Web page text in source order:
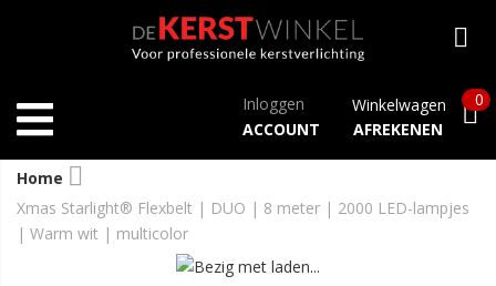
Inloggen
ACCOUNT
Winkelwagen
AFREKENEN
0
Home
Xmas Starlight® Flexbelt | DUO | 8 meter | 2000 LED-lampjes
| Warm wit | multicolor